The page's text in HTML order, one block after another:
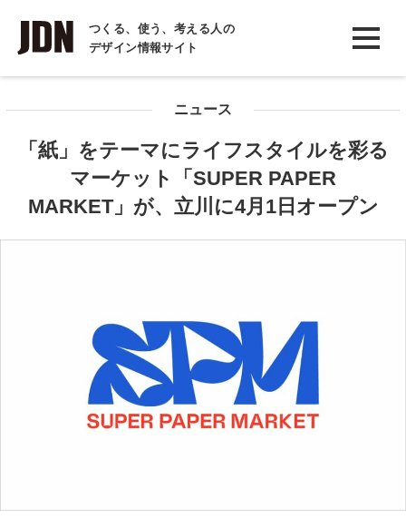
つくる、使う、考える人の
デザイン情報サイト
INTERVIEW
インタビュー
COLUMN
コラム
ニュース
「紙」をテーマにライフスタイルを彩る
マーケット「SUPER PAPER
MARKET」が、立川に4月1日オープン